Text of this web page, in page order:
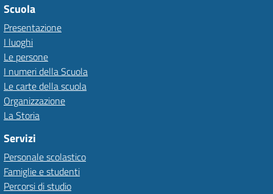
Scuola
Presentazione
I luoghi
Le persone
I numeri della Scuola
Le carte della scuola
Organizzazione
La Storia
Servizi
Personale scolastico
Famiglie e studenti
Percorsi di studio